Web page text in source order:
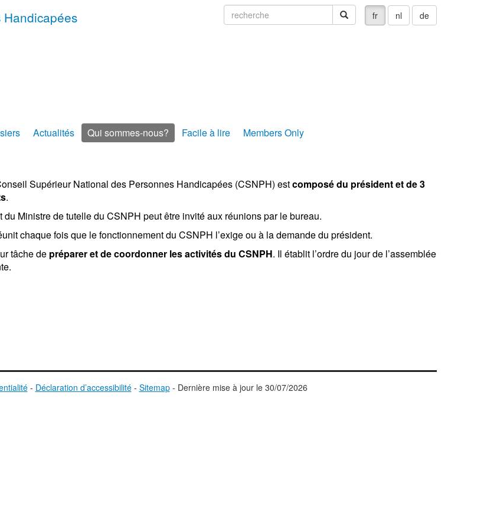
fr nl de
recherche recherche
Actualités Qui sommes-nous? Facile à lire Members Only
Supérieur National des Personnes Handicapées (CSNPH) estcomposé du président et de 3
.
du Ministre de tutelle du CSNPH peut être invité aux réunions par le bureau.
chaque fois que le fonctionnement du CSNPH l’exige ou à la demande du président.
tâche de préparer et de coordonner les activités du CSNPH. Il établit l’ordre du jour de l’assemblée
- Déclaration d’accessibilité - Sitemap - Dernière mise à jour le30/07/2026